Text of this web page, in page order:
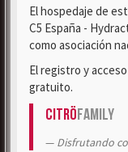
El hospedaje de
C5 España -
como asociación
El registro y
gratuito.
CitröFamily
Disfrutando